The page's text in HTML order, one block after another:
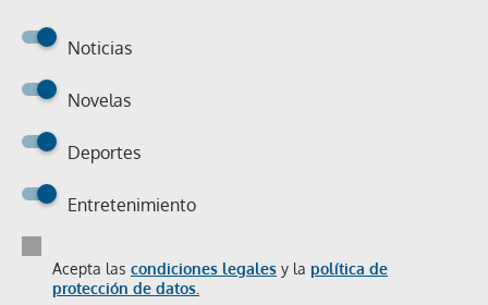
Noticias
Novelas
Deportes
Entretenimiento
Acepta las condiciones legales y la política de
protección de datos.